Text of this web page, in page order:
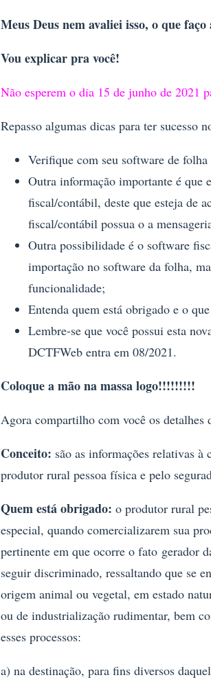
Meus Deus nem avaliei isso, o que faço
Vou explicar pra você!
Não esperem o dia 15 de junho de 2021
Repasso algumas dicas para ter sucesso
Verifique com seu software de
Outra informação importante é que
fiscal/contábil, deste que esteja de
fiscal/contábil possua o a
Outra possibilidade é o software
importação no software da folha,
funcionalidade;
Entenda quem está obrigado e o
Lembre-se que você possui esta
DCTFWeb entra em 08/2021.
Coloque a mão na massa logo!!!!!!!!!
Agora compartilho com você os detalhes
Conceito: são as informações relativas
produtor rural pessoa física e pelo
Quem está obrigado: o produtor rural
especial, quando comercializarem sua
pertinente em que ocorre o fato gerador
seguir discriminado, ressaltando que se
origem animal ou vegetal, em estado
ou de industrialização rudimentar, bem
esses processos:
a) na destinação, para fins diversos